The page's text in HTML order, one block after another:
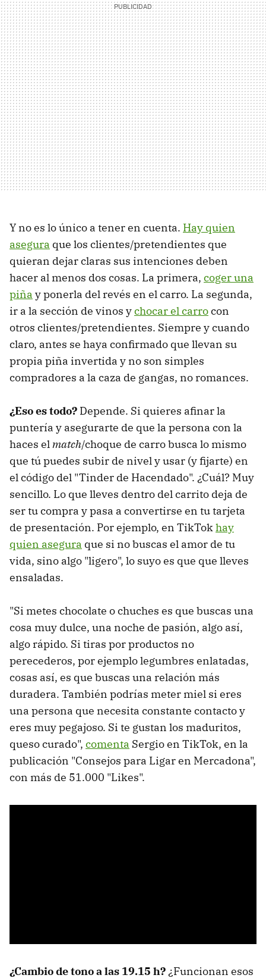
Y no es lo único a tener en cuenta. Hay quien
asegura que los clientes/pretendientes que
quieran dejar claras sus intenciones deben
hacer al menos dos cosas. La primera, coger una
piña y ponerla del revés en el carro. La segunda,
ir a la sección de vinos ychocar el carrocon
otros clientes/pretendientes. Siempre y cuando
claro, antes se haya confirmado que llevan su
propia piña invertida y no son simples
compradores a la caza de gangas, no romances.
¿Eso es todo? Depende. Si quieres afinar la
puntería y asegurarte de que la persona con la
haces elmatch/choque de carro busca lo mismo
que tú puedes subir de nivel y usar (y fijarte) en
el código del "Tinder de Hacendado". ¿Cuál? Muy
sencillo. Lo que lleves dentro del carrito deja de
ser tu compra y pasa a convertirse en tu tarjeta
de presentación. Por ejemplo, en TikTokhay
quien asegura que si no buscas el amor de tu
vida, sino algo "ligero", lo suyo es que que lleves
ensaladas.
"Si metes chocolate o chuches es que buscas una
cosa muy dulce, una noche de pasión, algo así,
algo rápido. Si tiras por productos no
perecederos, por ejemplo legumbres enlatadas,
cosas así, es que buscas una relación más
duradera. También podrías meter miel si eres
una persona que necesita constante contacto y
eres muy pegajoso. Si te gustan los maduritos,
queso curado", comenta Sergio en TikTok, en la
publicación "Consejos para Ligar en Mercadona",
con más de 51.000 "Likes".
¿Cambio de tono a las 19.15 h?¿Funcionan esos